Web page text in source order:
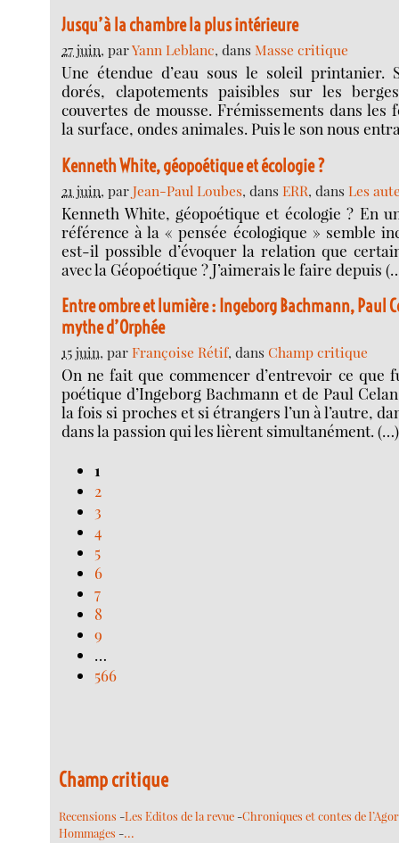
Jusqu’à la chambre la plus intérieure
27 juin, parYann Leblanc, dansMasse critique
Une étendue d’eau sous le soleil printanier.
dorés, clapotements paisibles sur les
couvertes de mousse. Frémissements dans les
la surface, ondes animales. Puis le son nous
Kenneth White, géopoétique et écologie ?
21 juin, parJean-Paul Loubes, dansERR, dansLes
Kenneth White, géopoétique et écologie ? En
référence à la « pensée écologique » semble
est-il possible d’évoquer la relation que
avec la Géopoétique ? J’aimerais le faire depuis
Entre ombre et lumière : Ingeborg Bachmann, Paul
mythe d’Orphée
15 juin, parFrançoise Rétif, dansChamp critique
On ne fait que commencer d’entrevoir ce que
poétique d’Ingeborg Bachmann et de Paul
la fois si proches et si étrangers l’un à l’autre,
dans la passion qui les lièrent simultanément. (…)
1
2
3
4
5
6
7
8
9
…
566
Champ critique
Recensions -Les Editos de la revue -Chroniques et contes de
Hommages -…